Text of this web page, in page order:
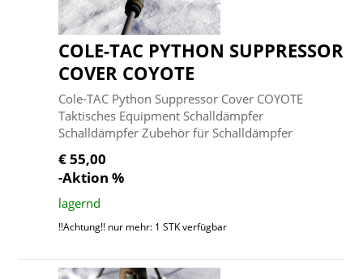
COLE-TAC PYTHON SUPPRESSOR
COVER COYOTE
Cole-TAC Python Suppressor Cover COYOTE
Taktisches Equipment Schalldämpfer
Schalldämpfer Zubehör für Schalldämpfer
€ 55,00
-Aktion %
lagernd
!!Achtung!! nur mehr: 1 STK verfügbar